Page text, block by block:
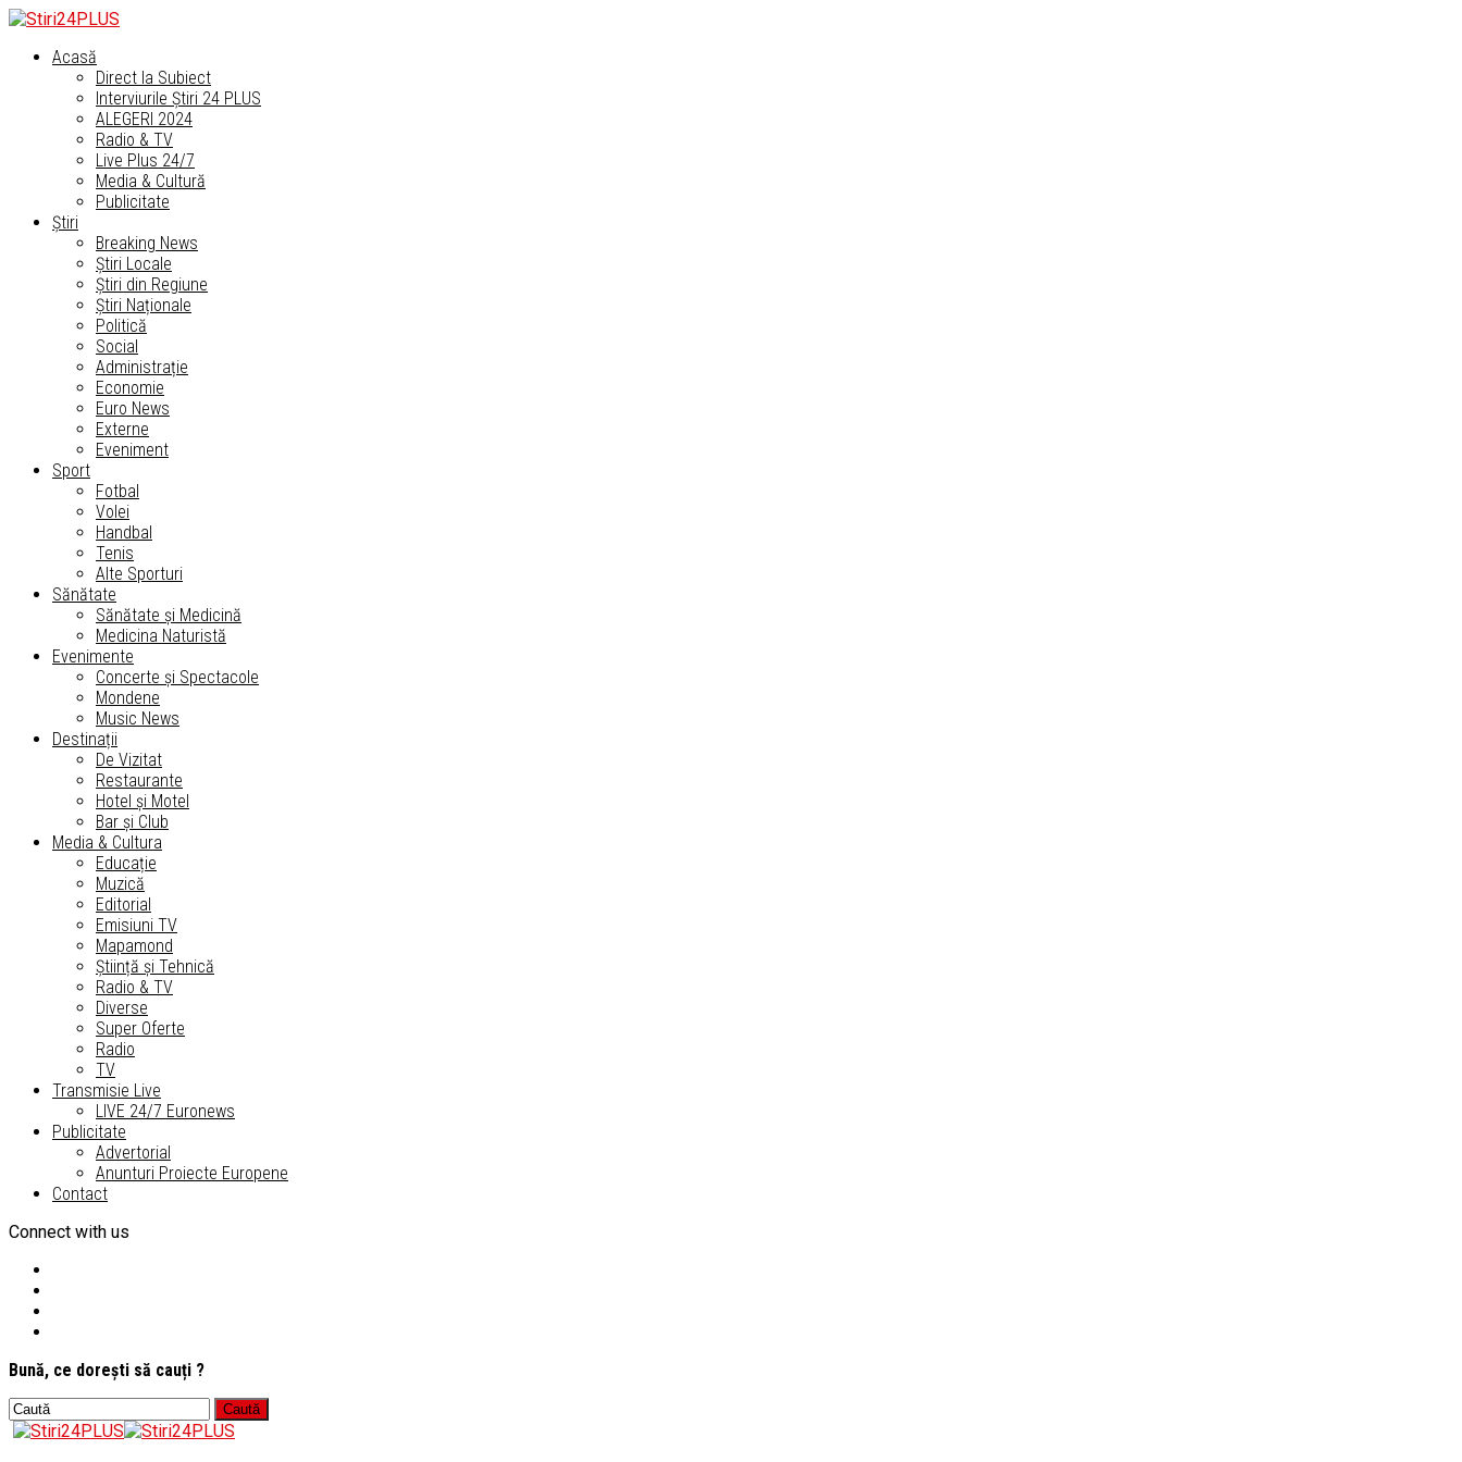
Acasă
Direct la Subiect
Interviurile Știri 24 PLUS
ALEGERI 2024
Radio & TV
Live Plus 24/7
Media & Cultură
Publicitate
Știri
Breaking News
Știri Locale
Știri din Regiune
Știri Naționale
Politică
Social
Administrație
Economie
Euro News
Externe
Eveniment
Sport
Fotbal
Volei
Handbal
Tenis
Alte Sporturi
Sănătate
Sănătate și Medicină
Medicina Naturistă
Evenimente
Concerte și Spectacole
Mondene
Music News
Destinații
De Vizitat
Restaurante
Hotel și Motel
Bar și Club
Media & Cultura
Educație
Muzică
Editorial
Emisiuni TV
Mapamond
Știință și Tehnică
Radio & TV
Diverse
Super Oferte
Radio
TV
Transmisie Live
LIVE 24/7 Euronews
Publicitate
Advertorial
Anunturi Proiecte Europene
Contact
Connect with us
Bună, ce dorești să cauți ?